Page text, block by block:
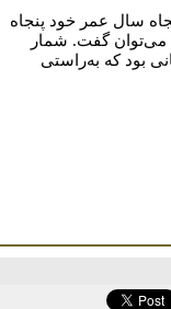
سال عمر خود پنجاه
می‌توان گفت. شمار
بود که به‌راستی